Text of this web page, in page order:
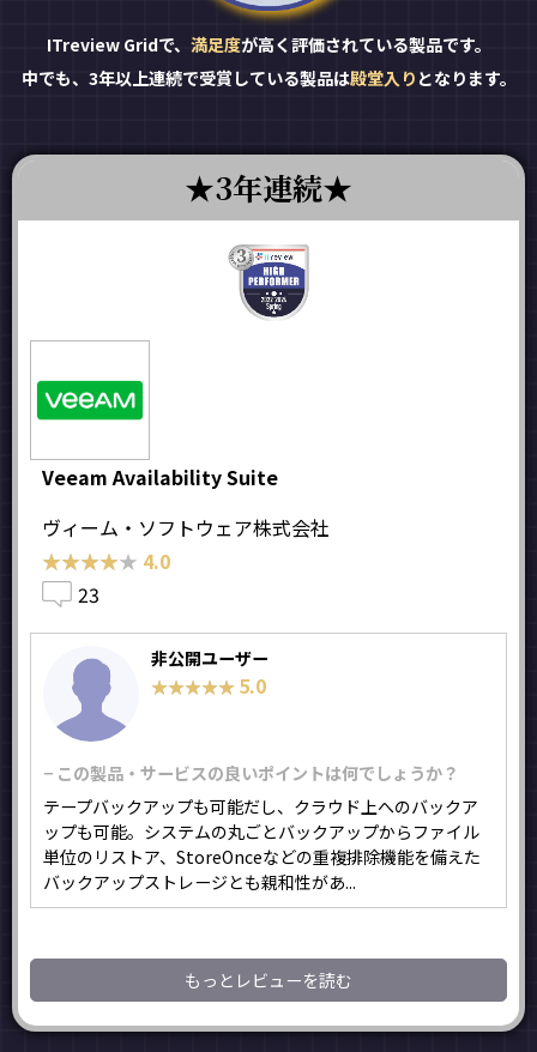
ITreview Gridで、 満足度が高く評価されている製品です。
中でも、3年以上連続で受賞している製品は殿堂入り となります。
3年連続
Veeam Availability Suite
ヴィーム・ソフトウェア株式会社
★★★★★
★★★★★ 4.0
23
非公開ユーザー
★★★★★
★★★★★ 5.0
− この製品・サービスの良いポイントは何でしょうか？
テープバックアップも可能だし、クラウド上へのバックア
ップも可能。システムの丸ごとバックアップからファイル
単位のリストア、StoreOnceなどの重複排除機能を備えた
バックアップストレージとも親和性があ...
もっとレビューを読む